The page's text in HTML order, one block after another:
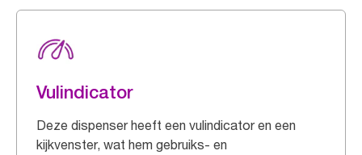
Vulindicator
Deze dispenser heeft een vulindicator en een
kijkvenster, wat hem gebruiks- en